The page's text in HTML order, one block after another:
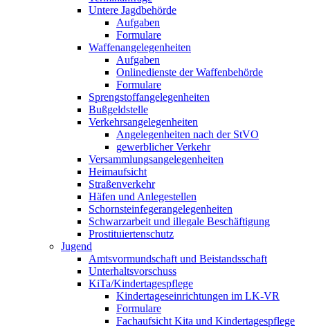
Untere Jagdbehörde
Aufgaben
Formulare
Waffenangelegenheiten
Aufgaben
Onlinedienste der Waffenbehörde
Formulare
Sprengstoff­angelegenheiten
Bußgeldstelle
Verkehrsangelegenheiten
Angelegenheiten nach der StVO
gewerblicher Verkehr
Versammlungs­angelegenheiten
Heimaufsicht
Straßenverkehr
Häfen und Anlegestellen
Schornsteinfeger­angelegenheiten
Schwarzarbeit und illegale Beschäftigung
Prostituiertenschutz
Jugend
Amtsvormundschaft und Beistandsschaft
Unterhaltsvorschuss
KiTa/Kindertagespflege
Kindertages­einrichtungen im LK-VR
Formulare
Fachaufsicht Kita und Kindertagespflege